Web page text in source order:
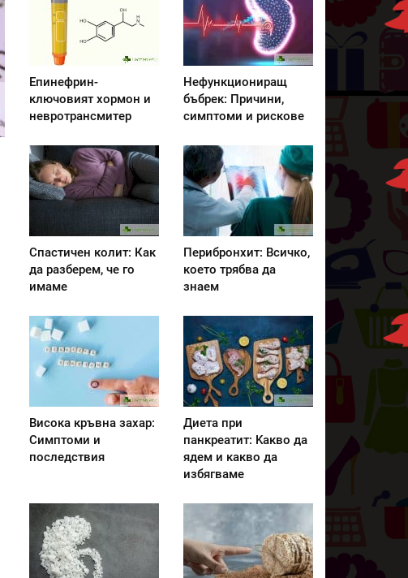
Епинефрин-
ключовият хормон и
невротрансмитер
Нефункциониращ
бъбрек: Причини,
симптоми и рискове
Спастичен колит: Как
да разберем, че го
имаме
Перибронхит: Всичко,
което трябва да
знаем
Висока кръвна захар:
Симптоми и
последствия
Диета при
панкреатит: Kакво да
ядем и какво да
избягваме